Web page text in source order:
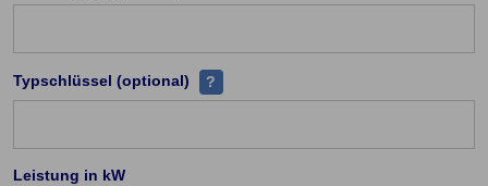
Typschlüssel (optional) Jeder Fahrzeugtyp (PKW) hat eine
?
Leistung in kW